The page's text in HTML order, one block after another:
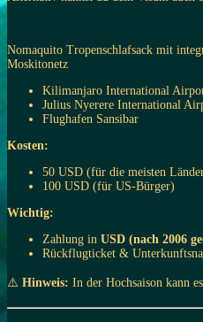
Nomaquito Tropenschlafsack mit
Moskitonetz
Kilimanjaro International
Julius Nyerere International
Flughafen Sansibar
Kosten:
50 USD (für die meisten
100 USD (für US-Bürger)
Wichtig:
Zahlung in USD (nach 2006
Rückflugticket &
⚠️ Hinweis: In der Hochsaison kann